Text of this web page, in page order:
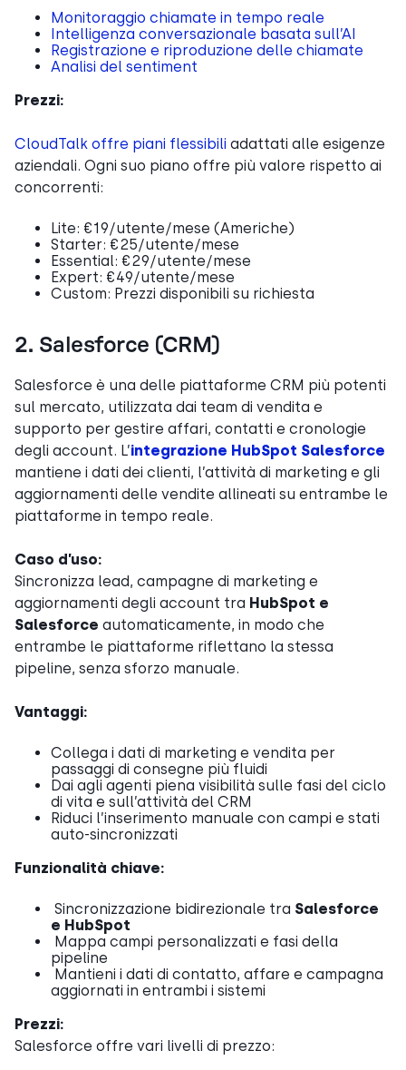
Monitoraggio chiamate in tempo reale
Intelligenza conversazionale basata sull’AI
Registrazione e riproduzione delle chiamate
Analisi del sentiment
Prezzi:
CloudTalk offre piani flessibili adattati alle esigenze
aziendali. Ogni suo piano offre più valore rispetto ai
concorrenti:
Lite: €19/utente/mese (Americhe)
Starter: €25/utente/mese
Essential: €29/utente/mese
Expert: €49/utente/mese
Custom: Prezzi disponibili su richiesta
2. Salesforce (CRM)
Salesforce è una delle piattaforme CRM più potenti
sul mercato, utilizzata dai team di vendita e
supporto per gestire affari, contatti e cronologie
degli account. L’integrazione HubSpot Salesforce
mantiene i dati dei clienti, l’attività di marketing e gli
aggiornamenti delle vendite allineati su entrambe le
piattaforme in tempo reale.
Caso d’uso:
Sincronizza lead, campagne di marketing e
aggiornamenti degli account tra HubSpot e
Salesforce automaticamente, in modo che
entrambe le piattaforme riflettano la stessa
pipeline, senza sforzo manuale.
Vantaggi:
Collega i dati di marketing e vendita per
passaggi di consegne più fluidi
Dai agli agenti piena visibilità sulle fasi del ciclo
di vita e sull’attività del CRM
Riduci l’inserimento manuale con campi e stati
auto-sincronizzati
Funzionalità chiave:
Sincronizzazione bidirezionale tra Salesforce
e HubSpot
Mappa campi personalizzati e fasi della
pipeline
Mantieni i dati di contatto, affare e campagna
aggiornati in entrambi i sistemi
Prezzi:
Salesforce offre vari livelli di prezzo: